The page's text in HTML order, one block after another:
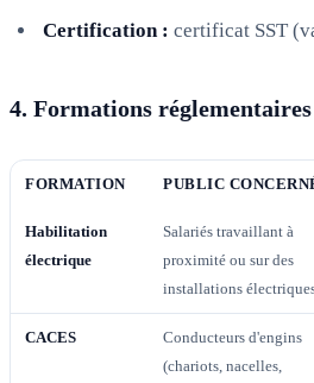
Certification : certificat SST
4. Formations
FORMATION PUBLIC
Habilitation
électrique
Salariés travaillant à
proximité ou sur des
installations
CACES
Conducteurs d'engins
(chariots, nacelles,